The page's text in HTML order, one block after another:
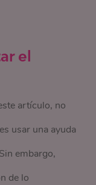
el
artículo, no
usar una ayuda
embargo,
de lo